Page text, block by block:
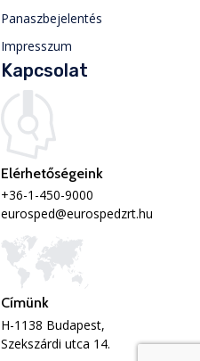
Panaszbejelentés
Impresszum
Kapcsolat
Elérhetőségeink
+36-1-450-9000
eurosped@eurospedzrt.hu
Címünk
H-1138 Budapest,
Szekszárdi utca 14.